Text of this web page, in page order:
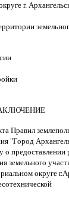
г.
Правил
"Город
предоставлении
земельного
округе